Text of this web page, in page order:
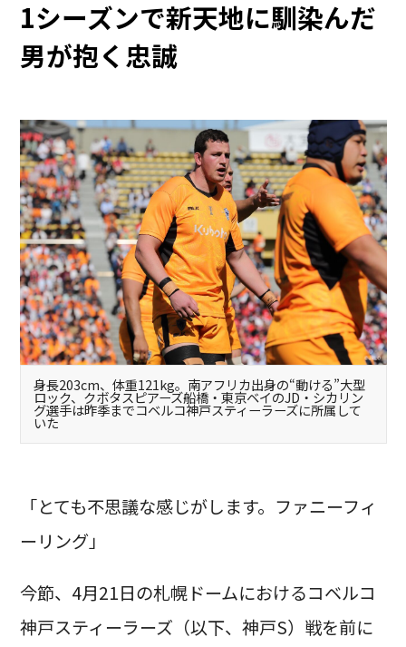
1シーズンで新天地に馴染んだ
男が抱く忠誠
身長203cm、体重121kg。南アフリカ出身の“動ける”大型
ロック、クボタスピアーズ船橋・東京ベイのJD・シカリン
グ選手は昨季までコベルコ神戸スティーラーズに所属して
いた
「とても不思議な感じがします。ファニーフィ
ーリング」
今節、4月21日の札幌ドームにおけるコベルコ
神戸スティーラーズ（以下、神戸S）戦を前に